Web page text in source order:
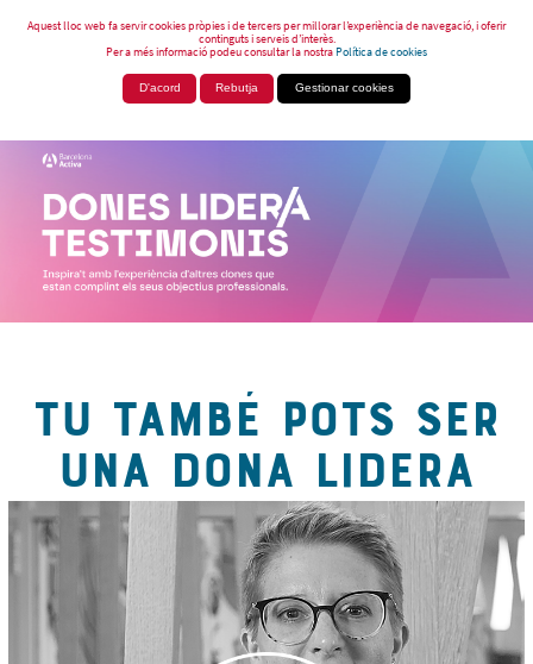
Aquest lloc web fa servir cookies pròpies i de tercers per millorar l’experiència de navegació, i oferir
continguts i serveis d’interès.
Per a més informació podeu consultar la nostraPolítica de cookies
D'acord Rebutja Gestionar cookies
TU TAMBÉ POTS SER
UNA DONA LIDERA